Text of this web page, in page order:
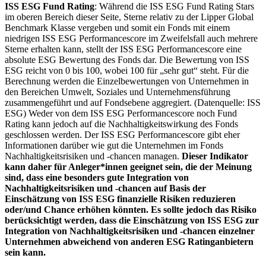
ISS ESG Fund Rating: Während die ISS ESG Fund Rating Stars
im oberen Bereich dieser Seite, Sterne relativ zu der Lipper Global
Benchmark Klasse vergeben und somit ein Fonds mit einem
niedrigen ISS ESG Performancescore im Zweifelsfall auch mehrere
Sterne erhalten kann, stellt der ISS ESG Performancescore eine
absolute ESG Bewertung des Fonds dar. Die Bewertung von ISS
ESG reicht von 0 bis 100, wobei 100 für „sehr gut“ steht. Für die
Berechnung werden die Einzelbewertungen von Unternehmen in
den Bereichen Umwelt, Soziales und Unternehmensführung
zusammengeführt und auf Fondsebene aggregiert. (Datenquelle: ISS
ESG) Weder von dem ISS ESG Performancescore noch Fund
Rating kann jedoch auf die Nachhaltigkeitswirkung des Fonds
geschlossen werden. Der ISS ESG Performancescore gibt eher
Informationen darüber wie gut die Unternehmen im Fonds
Nachhaltigkeitsrisiken und -chancen managen. Dieser Indikator
kann daher für Anleger*innen geeignet sein, die der Meinung
sind, dass eine besonders gute Integration von
Nachhaltigkeitsrisiken und -chancen auf Basis der
Einschätzung von ISS ESG finanzielle Risiken reduzieren
oder/und Chance erhöhen könnten. Es sollte jedoch das Risiko
berücksichtigt werden, dass die Einschätzung von ISS ESG zur
Integration von Nachhaltigkeitsrisiken und -chancen einzelner
Unternehmen abweichend von anderen ESG Ratinganbietern
sein kann.